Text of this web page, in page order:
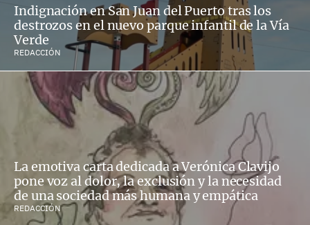
Indignación en San Juan del Puerto tras los
destrozos en el nuevo parque infantil de la Vía
Verde
REDACCIÓN
La emotiva carta dedicada a Verónica Clavijo
pone voz al dolor, la exclusión y la necesidad
de una sociedad más humana y empática
REDACCIÓN